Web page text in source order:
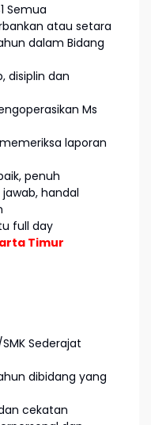
Semua
atau setara
dalam Bidang
disiplin dan
Ms
laporan
penuh
handal
full day
Timur
Sederajat
dibidang yang
cekatan